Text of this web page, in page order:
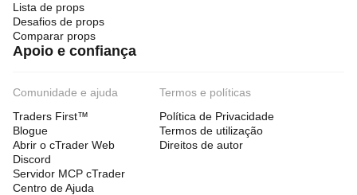
Lista de props
Desafios de props
Comparar props
Apoio e confiança
Comunidade e ajuda
Traders First™
Blogue
Abrir o cTrader Web
Discord
Servidor MCP cTrader
Centro de Ajuda
Termos e políticas
Política de Privacidade
Termos de utilização
Direitos de autor